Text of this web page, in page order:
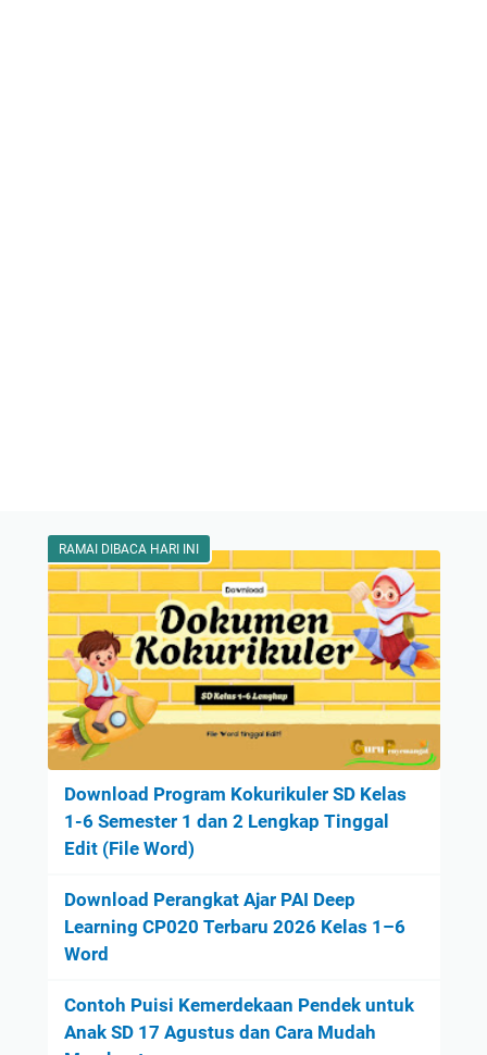
RAMAI DIBACA HARI INI
Download Program Kokurikuler SD Kelas
1-6 Semester 1 dan 2 Lengkap Tinggal
Edit (File Word)
Download Perangkat Ajar PAI Deep
Learning CP020 Terbaru 2026 Kelas 1–6
Word
Contoh Puisi Kemerdekaan Pendek untuk
Anak SD 17 Agustus dan Cara Mudah